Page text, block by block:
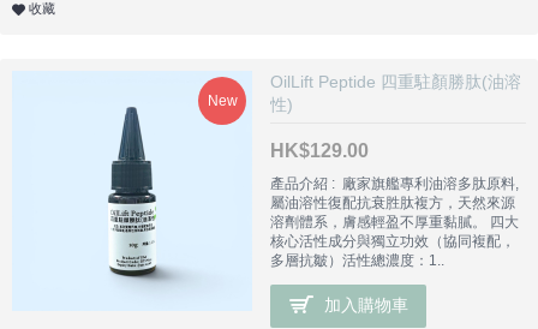
收藏
New
OilLift Peptide 四重駐顏勝肽(油溶
性)
HK$129.00
產品介紹 : 廠家旗艦專利油溶多肽原料,
屬油溶性復配抗衰胜肽複方，天然來源
溶劑體系，膚感輕盈不厚重黏膩。 四大
核心活性成分與獨立功效（協同複配，
多層抗皺）活性總濃度：1..
加入購物車